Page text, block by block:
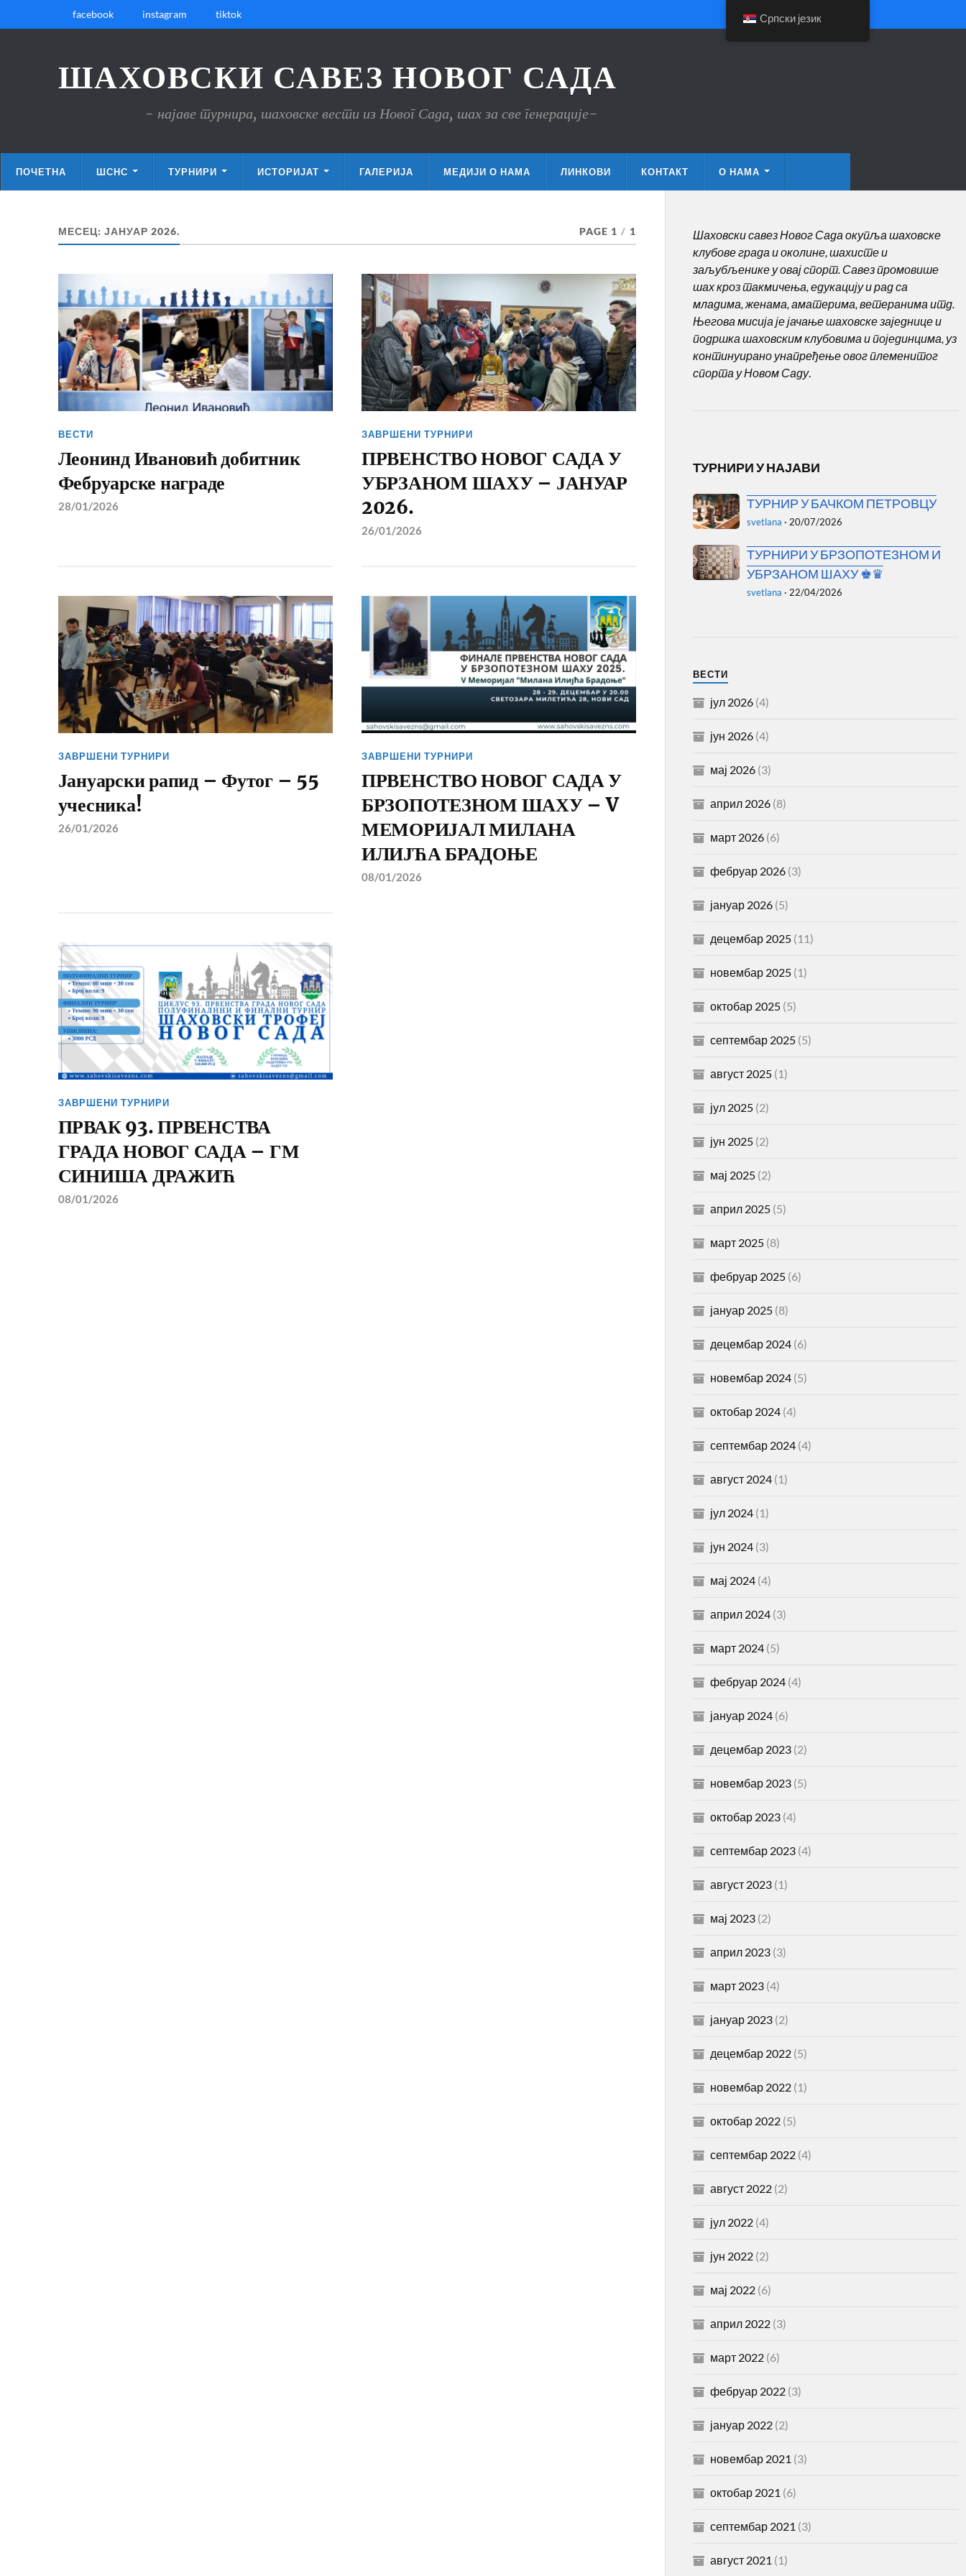
facebook instagram tiktok
ШАХОВСКИ САВЕЗ НОВОГ САДА
- најаве турнира, шаховске вести из Новог Сада, шах за све генерације-
ПОЧЕТНА ШСНС ТУРНИРИ ИСТОРИЈАТ ГАЛЕРИЈА МЕДИЈИ О НАМА ЛИНКОВИ КОНТАКТ О НАМА
МЕСЕЦ: ЈАНУАР 2026. PAGE 1 / 1
ВЕСТИ
Леонинд Ивановић добитник
Фебруарске награде
28/01/2026
ЗАВРШЕНИ ТУРНИРИ
ПРВЕНСТВО НОВОГ САДА У
УБРЗАНОМ ШАХУ – ЈАНУАР
2026.
26/01/2026
ЗАВРШЕНИ ТУРНИРИ
Јануарски рапид – Футог – 55
учесника!
26/01/2026
ЗАВРШЕНИ ТУРНИРИ
ПРВЕНСТВО НОВОГ САДА У
БРЗОПОТЕЗНОМ ШАХУ – V
МЕМОРИЈАЛ МИЛАНА
ИЛИЈЋА БРАДОЊЕ
08/01/2026
ЗАВРШЕНИ ТУРНИРИ
ПРВАК 93. ПРВЕНСТВА
ГРАДА НОВОГ САДА – ГМ
СИНИША ДРАЖИЋ
08/01/2026
Шаховски савез Новог Сада окупља шаховске
клубове града и околине, шахисте и
заљубљенике у овај спорт. Савез промовише
шах кроз такмичења, едукацију и рад са
младима, женама, аматерима, ветеранима итд.
Његова мисија је јачање шаховске заједнице и
подршка шаховским клубовима и појединцима, уз
континуирано унапређење овог племенитог
спорта у Новом Саду.
ТУРНИРИ У НАЈАВИ
ТУРНИР У БАЧКОМ ПЕТРОВЦУ
svetlana · 20/07/2026
ТУРНИРИ У БРЗОПОТЕЗНОМ И
УБРЗАНОМ ШАХУ ♚♛
svetlana · 22/04/2026
ВЕСТИ
јул 2026(4)
јун 2026(4)
мај 2026(3)
април 2026(8)
март 2026(6)
фебруар 2026(3)
јануар 2026(5)
децембар 2025(11)
новембар 2025(1)
октобар 2025(5)
септембар 2025(5)
август 2025(1)
јул 2025(2)
јун 2025(2)
мај 2025(2)
април 2025(5)
март 2025(8)
фебруар 2025(6)
јануар 2025(8)
децембар 2024(6)
новембар 2024(5)
октобар 2024(4)
септембар 2024(4)
август 2024(1)
јул 2024(1)
јун 2024(3)
мај 2024(4)
април 2024(3)
март 2024(5)
фебруар 2024(4)
јануар 2024(6)
децембар 2023(2)
новембар 2023(5)
октобар 2023(4)
септембар 2023(4)
август 2023(1)
мај 2023(2)
април 2023(3)
март 2023(4)
јануар 2023(2)
децембар 2022(5)
новембар 2022(1)
октобар 2022(5)
септембар 2022(4)
август 2022(2)
јул 2022(4)
јун 2022(2)
мај 2022(6)
април 2022(3)
март 2022(6)
фебруар 2022(3)
јануар 2022(2)
новембар 2021 (3)
октобар 2021 (6)
септембар 2021 (3)
август 2021 (1)
Српски језик